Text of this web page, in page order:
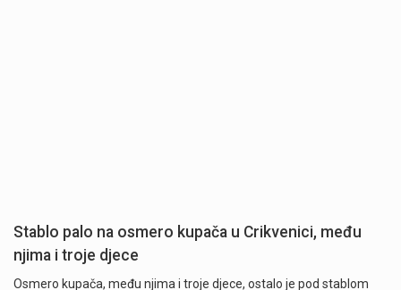
Stablo palo na osmero kupača u Crikvenici, među
njima i troje djece
Osmero kupača, među njima i troje djece, ostalo je pod stablom